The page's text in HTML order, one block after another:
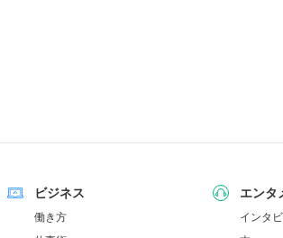
ビジネス
働き方
エンタ
インタ